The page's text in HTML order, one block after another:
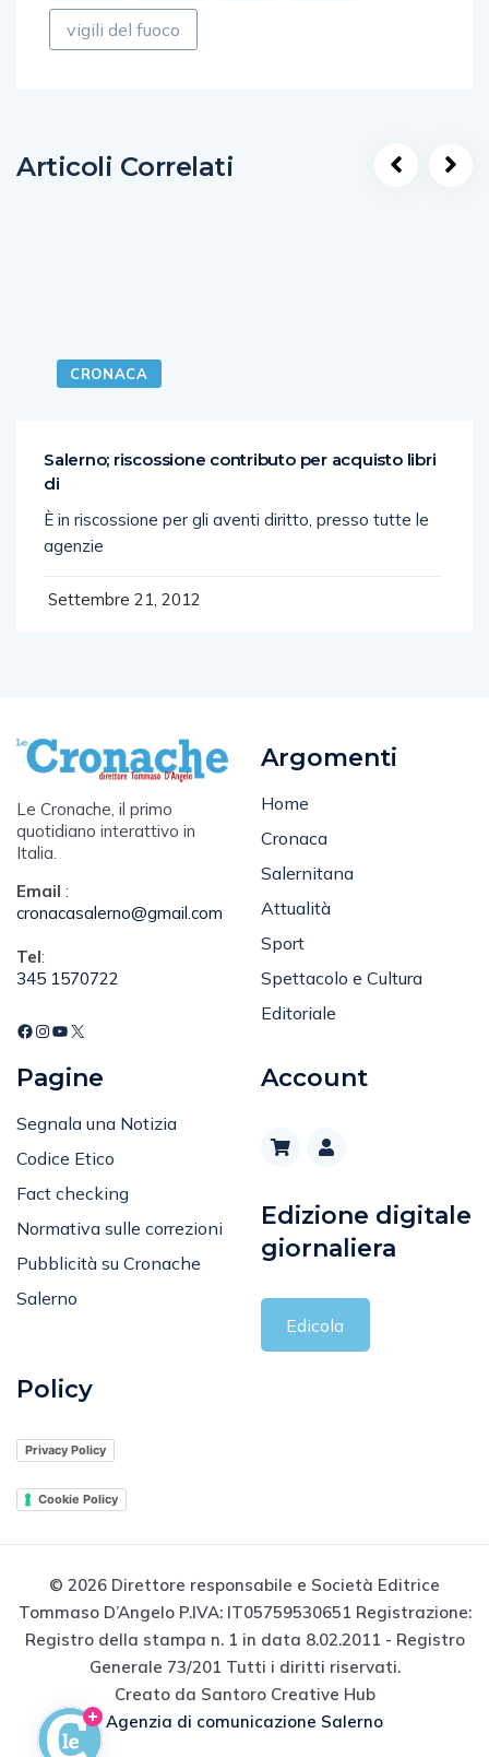
vigili del fuoco
Articoli Correlati
CRONACA
Salerno; riscossione contributo per acquisto libri
di
È in riscossione per gli aventi diritto, presso tutte le
agenzie
Settembre 21, 2012
Le Cronache, il primo
quotidiano interattivo in
Italia.
Email :
cronacasalerno@gmail.com
Tel:
345 1570722
Argomenti
Home
Cronaca
Salernitana
Attualità
Sport
Spettacolo e Cultura
Editoriale
Pagine
Segnala una Notizia
Codice Etico
Fact checking
Normativa sulle correzioni
Pubblicità su Cronache
Salerno
Account
Edizione digitale
giornaliera
Edicola
Policy
Privacy Policy
Cookie Policy
© 2026 Direttore responsabile e Società Editrice
Tommaso D’Angelo P.IVA: IT05759530651 Registrazione:
Registro della stampa n. 1 in data 8.02.2011 - Registro
Generale 73/201 Tutti i diritti riservati.
Creato da Santoro Creative Hub
Agenzia di comunicazione Salerno